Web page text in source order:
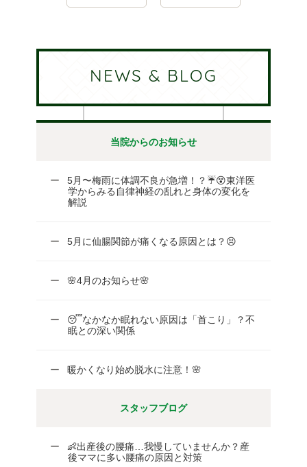
NEWS & BLOG
当院からのお知らせ
5月〜梅雨に体調不良が急増！？☔😵東洋医
学からみる自律神経の乱れと身体の変化を
解説
5月に仙腸関節が痛くなる原因とは？😣
🌸4月のお知らせ🌸
😴なかなか眠れない原因は「首こり」？不
眠との深い関係
暖かくなり始め脱水に注意！🌸
スタッフブログ
👶出産後の腰痛…我慢していませんか？産
後ママに多い腰痛の原因と対策